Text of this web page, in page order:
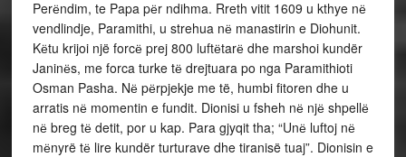
Perёndim, te Papa pёr ndihma. Rreth vitit 1609 u kthye nё
vendlindje, Paramithi, u strehua nё manastirin e Diohunit.
Kёtu krijoi një forcё prej 800 luftёtarё dhe marshoi kundër
Janinёs, me forca turke tё drejtuara po nga Paramithioti
Osman Pasha. Nё pёrpjekje me të, humbi fitoren dhe u
arratis nё momentin e fundit. Dionisi u fsheh nё njё shpellё
nё breg tё detit, por u kap. Para gjyqit tha; “Unё luftoj nё
mёnyrë tё lire kundër turturave dhe tiranisë tuaj”. Dionisin e